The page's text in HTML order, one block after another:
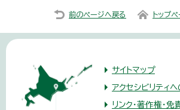
前のページへ戻る トップ
サイトマップ
アクセシビリティ
リンク・著作権・免